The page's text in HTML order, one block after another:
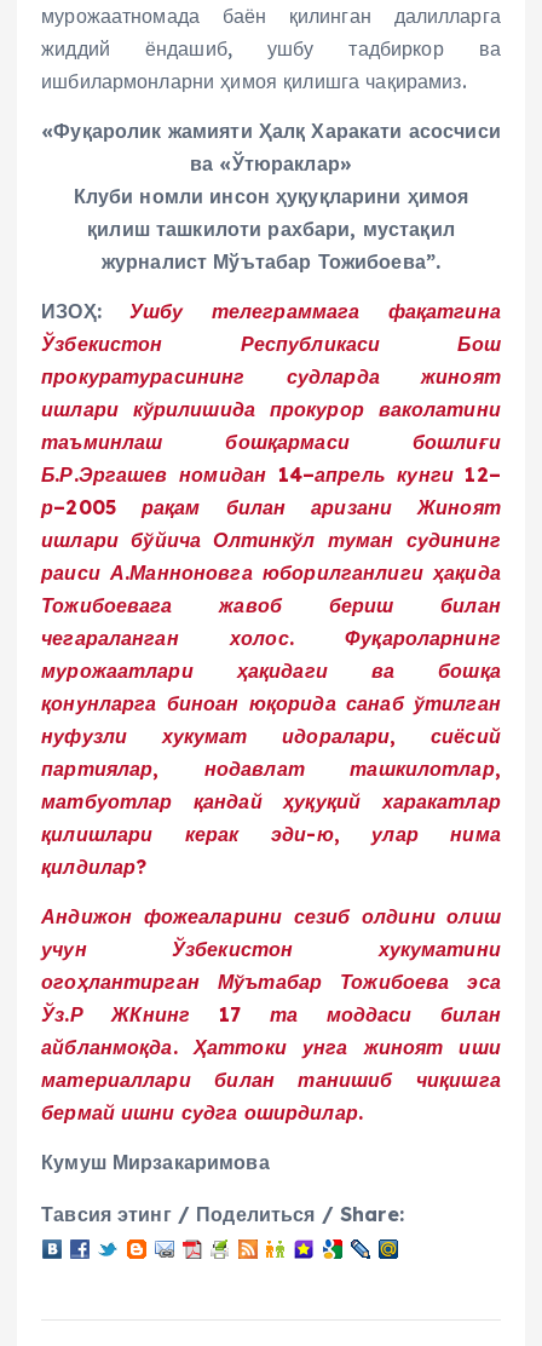
мурожаатномада баён қилинган далилларга
жиддий ёндашиб, ушбу тадбиркор ва
ишбилармонларни ҳимоя қилишга чақирамиз.
«Фуқаролик жамияти Ҳалқ Харакати асосчиси
ва «Ўтюраклар»
Клуби номли инсон ҳуқуқларини ҳимоя
қилиш ташкилоти рахбари, мустақил
журналист Мўътабар Тожибоева”.
ИЗОҲ: Ушбу телеграммага фақатгина
Ўзбекистон Республикаси Бош
прокуратурасининг судларда жиноят
ишлари кўрилишида прокурор ваколатини
таъминлаш бошқармаси бошлиғи
Б.Р.Эргашев номидан 14–апрель кунги 12–
р–2005 рақам билан аризани Жиноят
ишлари бўйича Олтинкўл туман судининг
раиси А.Манноновга юборилганлиги ҳақида
Тожибоевага жавоб бериш билан
чегараланган холос. Фуқароларнинг
мурожаатлари ҳақидаги ва бошқа
қонунларга биноан юқорида санаб ўтилган
нуфузли хукумат идоралари, сиёсий
партиялар, нодавлат ташкилотлар,
матбуотлар қандай ҳуқуқий харакатлар
қилишлари керак эди-ю, улар нима
қилдилар?
Андижон фожеаларини сезиб олдини олиш
учун Ўзбекистон хукуматини
огоҳлантирган Мўътабар Тожибоева эса
Ўз.Р ЖКнинг 17 та моддаси билан
айбланмоқда. Ҳаттоки унга жиноят иши
материаллари билан танишиб чиқишга
бермай ишни судга оширдилар.
Кумуш Мирзакаримова
Тавсия этинг / Поделиться / Share: